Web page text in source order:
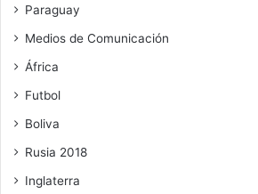
Paraguay
Medios de Comunicación
África
Futbol
Boliva
Rusia 2018
Inglaterra